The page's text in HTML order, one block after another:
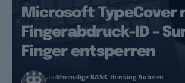
Microsoft TypeCover
Fingerabdruck-ID –
Finger entsperren
vonEhemalige BASIC thinking Autoren